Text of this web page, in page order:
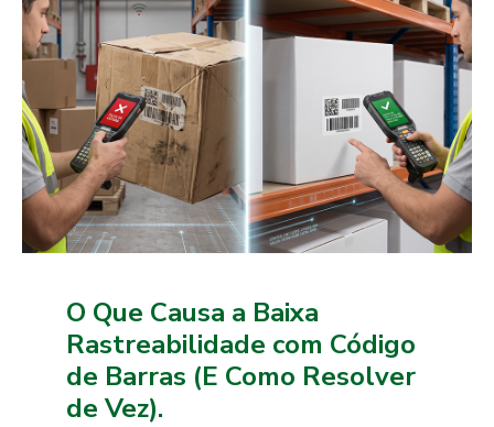
O Que Causa a Baixa
Rastreabilidade com Código
de Barras (E Como Resolver
de Vez).